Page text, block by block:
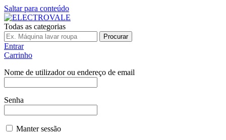
Saltar para conteúdo
Todas as categorias
Procurar
Entrar
Carrinho
Nome de utilizador ou endereço de email
Senha
Manter sessão